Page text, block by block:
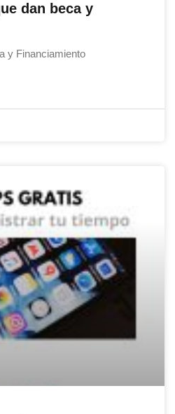
dan beca y
y Financiamiento